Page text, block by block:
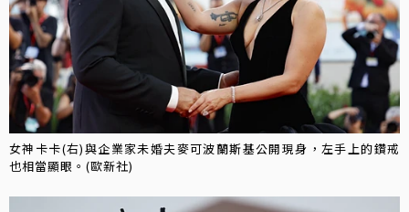
女神卡卡(右)與企業家未婚夫麥可波蘭斯基公開現身，左手上的鑽戒
也相當顯眼。(歐新社)